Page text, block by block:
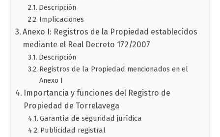
Descripción
Implicaciones
Anexo I: Registros de la Propiedad establecidos
mediante el Real Decreto 172/2007
Descripción
Registros de la Propiedad mencionados en el
Anexo I
Importancia y funciones del Registro de
Propiedad de Torrelavega
Garantía de seguridad jurídica
Publicidad registral